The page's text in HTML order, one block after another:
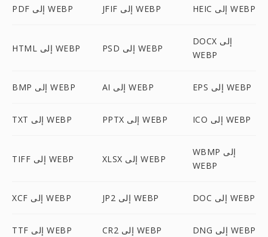
PDF إلى WEBP JFIF إلى WEBP HEIC إلى WEBP
HTML إلى WEBP PSD إلى WEBP
DOCX إلى
WEBP
BMP إلى WEBP AI إلى WEBP EPS إلى WEBP
TXT إلى WEBP PPTX إلى WEBP ICO إلى WEBP
TIFF إلى WEBP XLSX إلى WEBP
WBMP إلى
WEBP
XCF إلى WEBP JP2 إلى WEBP DOC إلى WEBP
TTF إلى WEBP CR2 إلى WEBP DNG إلى WEBP